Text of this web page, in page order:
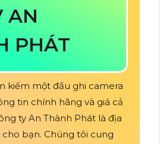
AN
PHÁT
kiếm một đầu ghi camera
tin chính hãng và giá cả
ty An Thành Phát là địa
bạn. Chúng tôi cung